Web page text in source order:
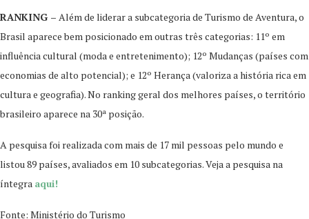
RANKING – Além de liderar a subcategoria de Turismo de Aventura, o
Brasil aparece bem posicionado em outras três categorias: 11º em
influência cultural (moda e entretenimento); 12º Mudanças (países com
economias de alto potencial); e 12º Herança (valoriza a história rica em
cultura e geografia). No ranking geral dos melhores países, o território
brasileiro aparece na 30ª posição.
A pesquisa foi realizada com mais de 17 mil pessoas pelo mundo e
listou 89 países, avaliados em 10 subcategorias. Veja a pesquisa na
íntegra aqui!
Fonte: Ministério do Turismo